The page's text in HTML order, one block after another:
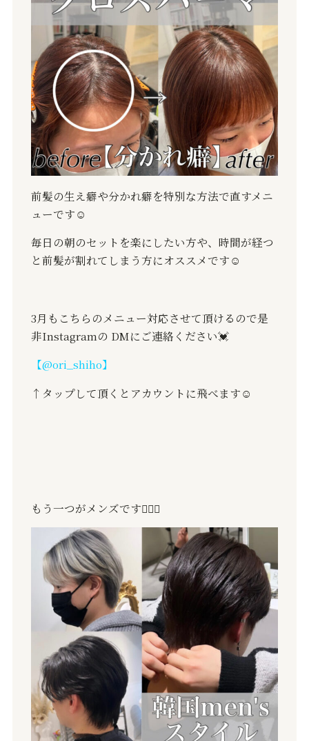
前髪の生え癖や分かれ癖を特別な方法で直すメニ
ューです☺️
毎日の朝のセットを楽にしたい方や、時間が経つ
と前髪が割れてしまう方にオススメです☺️
3月もこちらのメニュー対応させて頂けるので是
非Instagramの DMにご連絡ください💓
【@ori_shiho】
↑タップして頂くとアカウントに飛べます☺️
もう一つがメンズです💇🏻‍♂️